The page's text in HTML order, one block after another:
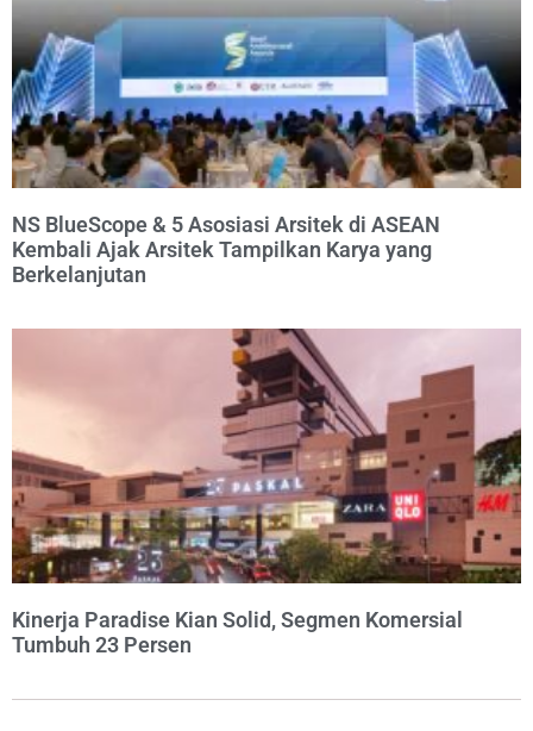
NS BlueScope & 5 Asosiasi Arsitek di ASEAN
Kembali Ajak Arsitek Tampilkan Karya yang
Berkelanjutan
Kinerja Paradise Kian Solid, Segmen Komersial
Tumbuh 23 Persen